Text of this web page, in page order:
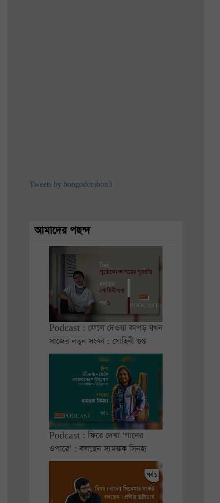
Tweets by bongodorshon3
আমাদের পছন্দ
Podcast : ফেলে দেওয়া কাপড় যখন
সাজের নতুন সংজ্ঞা : সোহিনী গুপ্ত
Podcast : ফিরে দেখা ‘গানের
ওপারে’ : বলছেন স্যমন্তক সিনহা